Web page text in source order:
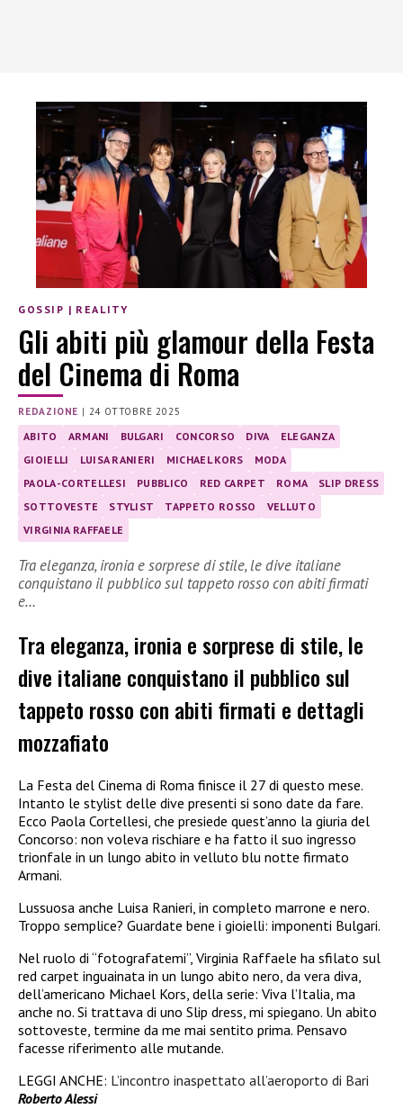
GOSSIP | REALITY
Gli abiti più glamour della Festa
del Cinema di Roma
REDAZIONE | 24 OTTOBRE 2025
ABITO ARMANI BULGARI CONCORSO DIVA
ELEGANZA
GIOIELLI
LUISA RANIERI MICHAEL KORS
MODA
PAOLA-CORTELLESI
PUBBLICO RED CARPET ROMA
SLIP DRESS
SOTTOVESTE
STYLIST TAPPETO ROSSO
VELLUTO
VIRGINIA RAFFAELE
Tra eleganza, ironia e sorprese di stile, le dive italiane
conquistano il pubblico sul tappeto rosso con abiti firmati
e…
Tra eleganza, ironia e sorprese di stile, le
dive italiane conquistano il pubblico sul
tappeto rosso con abiti firmati e dettagli
mozzafiato
La Festa del Cinema di Roma finisce il 27 di questo mese.
Intanto le stylist delle dive presenti si sono date da fare.
Ecco Paola Cortellesi, che presiede quest’anno la giuria del
Concorso: non voleva rischiare e ha fatto il suo ingresso
trionfale in un lungo abito in velluto blu notte firmato
Armani.
Lussuosa anche Luisa Ranieri, in completo marrone e nero.
Troppo semplice? Guardate bene i gioielli: imponenti Bulgari.
Nel ruolo di “fotografatemi”, Virginia Raffaele ha sfilato sul
red carpet inguainata in un lungo abito nero, da vera diva,
dell’americano Michael Kors, della serie: Viva l’Italia, ma
anche no. Si trattava di uno Slip dress, mi spiegano. Un abito
sottoveste, termine da me mai sentito prima. Pensavo
facesse riferimento alle mutande.
LEGGI ANCHE: L’incontro inaspettato all’aeroporto di Bari
Roberto Alessi